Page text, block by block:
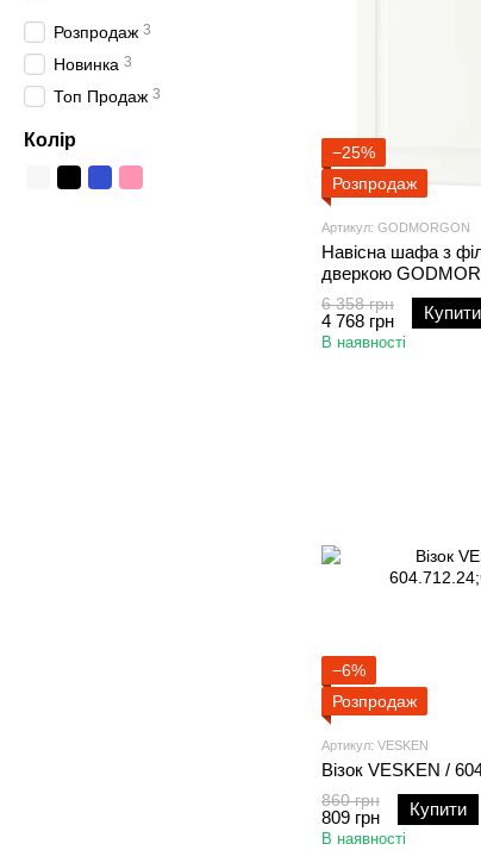
−25%
Розпродаж
Артикул: GODMORGON
Навісна шафа з
дверкою
803.890.92;білий;
6 358 грн
4 768 грн Купити
В наявності
−6%
Розпродаж
Артикул: VESKEN
Візок VESKEN /
860 грн
809 грн Купити
В наявності
Розпродаж 3
Новинка 3
Топ Продаж 3
Колір